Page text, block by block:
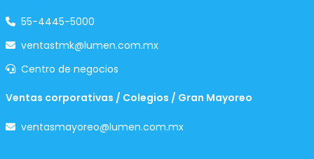
55-4445-5000
ventastmk@lumen.com.mx
Centro de negocios
Ventas corporativas / Colegios / Gran Mayoreo
ventasmayoreo@lumen.com.mx